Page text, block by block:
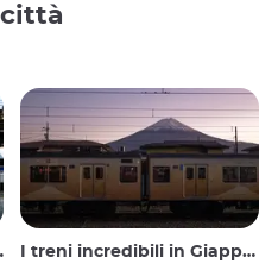
I treni incredibili in Giappone